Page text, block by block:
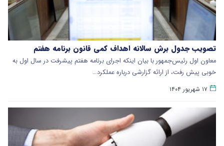
تصویب جدول برش سالانه اهداف کمی قانون برنامه هفتم
معاون اول رئیس‌جمهور با بیان اینکه اجرای برنامه هفتم پیشرفت در سال اول به
خوبی پیش رفت، از ارائه گزارشی درباره عملکرد…
۱۷ شهریور ۱۴۰۴